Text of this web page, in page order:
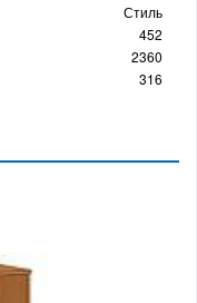
Стиль
452
2360
316